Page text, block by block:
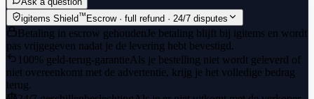
igitems Shield™Escrow · full refund · 24/7 disputes
Betaling in escrow gehouden Je betaling blijft bij igitems en wordt
pas vrijgegeven nadat je de levering hebt bevestigd.
100% geld-terug-garantieAls je bestelling niet wordt geleverd of
niet overeenkomt met de advertentie, krijg je het volledige bedrag
terug.